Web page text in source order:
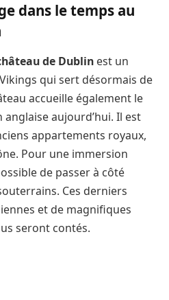
dans le temps au
de Dublin est un
qui sert désormais de
accueille également le
aujourd’hui. Il est
appartements royaux,
Pour une immersion
de passer à côté
Ces derniers
et de magnifiques
seront contés.